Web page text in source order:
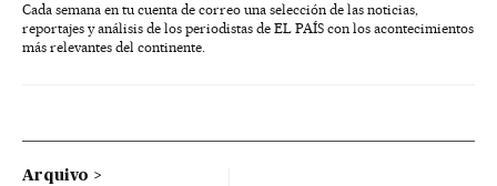
Cada semana en tu cuenta de correo una selección de las noticias,
reportajes y análisis de los periodistas de EL PAÍS con los acontecimientos
más relevantes del continente.
Arquivo